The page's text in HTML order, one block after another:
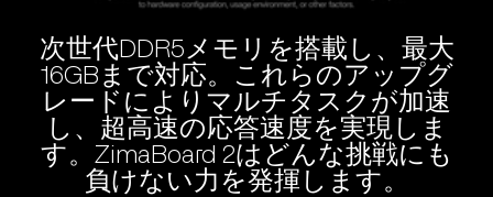
次世代DDR5メモリを搭載し、最大
16GBまで対応。これらのアップグ
レードによりマルチタスクが加速
し、超高速の応答速度を実現しま
す。ZimaBoard 2はどんな挑戦にも
負けない力を発揮します。